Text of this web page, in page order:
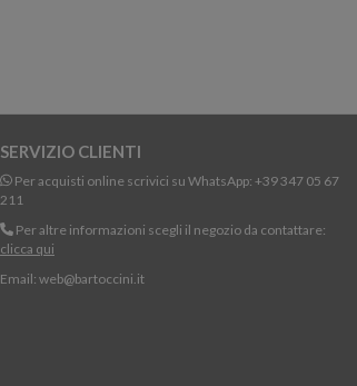
SERVIZIO CLIENTI
Per acquisti online scrivici su WhatsApp: +39 347 05 67
211
Per altre informazioni scegli il negozio da contattare:
clicca qui
Email: web@bartoccini.it